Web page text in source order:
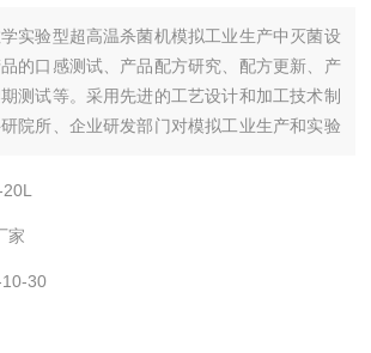
实验型超高温杀菌机模拟工业生产中灭菌设
的口感测试、产品配方研究、配方更新、产
测试等。采用先进的工艺设计和加工技术制
院所、企业研发部门对模拟工业生产和实验
家
30